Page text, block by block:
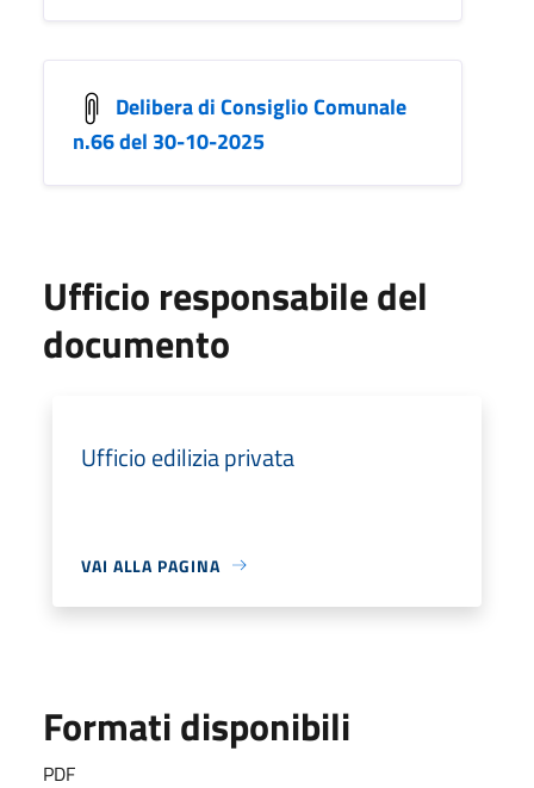
Delibera di Consiglio Comunale
n.66 del 30-10-2025
Ufficio responsabile del
documento
Ufficio edilizia privata
VAI ALLA PAGINA
Formati disponibili
PDF